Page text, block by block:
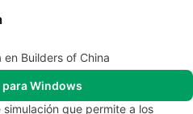
Builders of China
para Windows
que permite a los